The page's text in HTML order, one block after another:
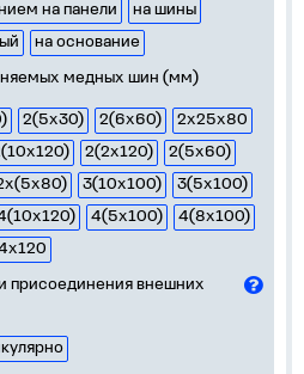
на панели
на шины
на основание
медных шин (мм)
2(5х30) 2(6х60)
2х25х80
2(2х120)
2(5х60)
3(10х100)
3(5x100)
4(5х100)
4(8х100)
присоединения внешних